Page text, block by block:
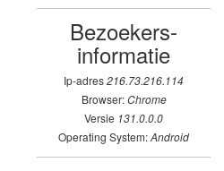
Bezoekers­
informatie
Ip-adres216.73.216.114
Browser:Chrome
Versie 131.0.0.0
Operating System:Android